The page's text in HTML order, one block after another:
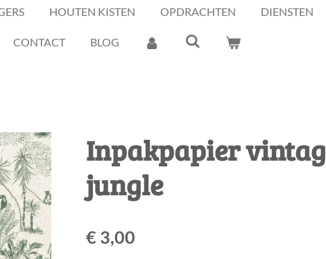
HOUTEN KISTEN OPDRACHTEN DIENSTEN
CONTACT BLOG
Inpakpapier
jungle
€ 3,00